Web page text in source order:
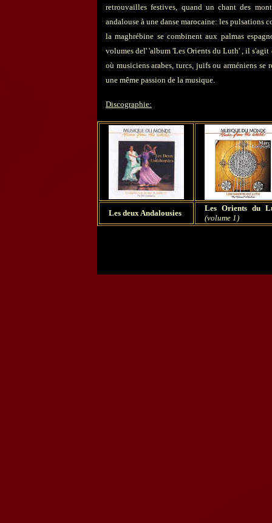
retrouvailles festives, quand un chant des
andalouse à une danse marocaine: les pulsations
la maghrébine se combinent aux palmas
volumes del' 'album 'Les Orients du Luth' , il
où musiciens arabes, turcs, juifs ou arméniens se
une même passion de la musique.
Discographie:
Les deux Andalousies
Les Orients du
(volume 1)